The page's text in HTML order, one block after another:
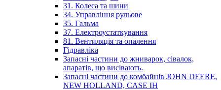
31. Колеса та шини
34. Управління рульове
35. Гальма
37. Електроустаткування
81. Вентиляція та опалення
Гідравліка
Запасні частини до жниварок, сівалок,
апаратів, що висівають.
Запасні частини до комбайнів JOHN DEERE,
NEW HOLLAND, CASE IH